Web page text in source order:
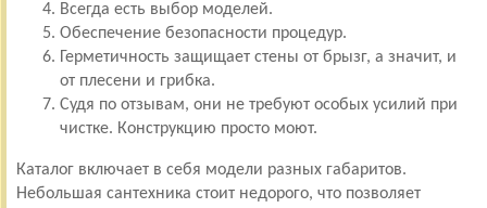
Всегда есть выбор моделей.
Обеспечение безопасности процедур.
Герметичность защищает стены от брызг, а значит, и
от плесени и грибка.
Судя по отзывам, они не требуют особых усилий при
чистке. Конструкцию просто моют.
Каталог включает в себя модели разных габаритов.
Небольшая сантехника стоит недорого, что позволяет